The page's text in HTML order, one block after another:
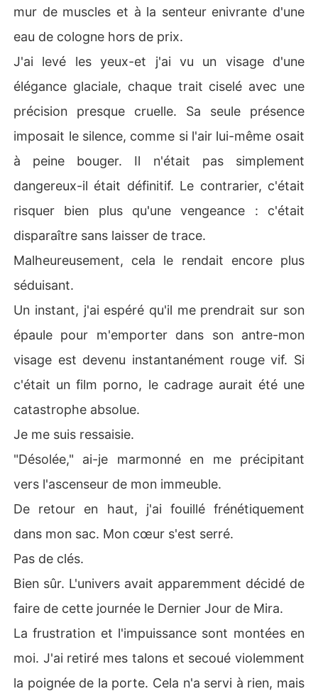
mur de muscles et à la senteur enivrante d'une
eau de cologne hors de prix.
J'ai levé les yeux-et j'ai vu un visage d'une
élégance glaciale, chaque trait ciselé avec une
précision presque cruelle. Sa seule présence
imposait le silence, comme si l'air lui-même osait
à peine bouger. Il n'était pas simplement
dangereux-il était définitif. Le contrarier, c'était
risquer bien plus qu'une vengeance : c'était
disparaître sans laisser de trace.
Malheureusement, cela le rendait encore plus
séduisant.
Un instant, j'ai espéré qu'il me prendrait sur son
épaule pour m'emporter dans son antre-mon
visage est devenu instantanément rouge vif. Si
c'était un film porno, le cadrage aurait été une
catastrophe absolue.
Je me suis ressaisie.
"Désolée," ai-je marmonné en me précipitant
vers l'ascenseur de mon immeuble.
De retour en haut, j'ai fouillé frénétiquement
dans mon sac. Mon cœur s'est serré.
Pas de clés.
Bien sûr. L'univers avait apparemment décidé de
faire de cette journée le Dernier Jour de Mira.
La frustration et l'impuissance sont montées en
moi. J'ai retiré mes talons et secoué violemment
la poignée de la porte. Cela n'a servi à rien, mais